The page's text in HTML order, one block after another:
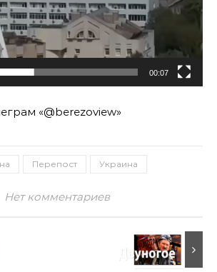
00:07
«@berezoview»
Перепост Украина
Нет комментариев